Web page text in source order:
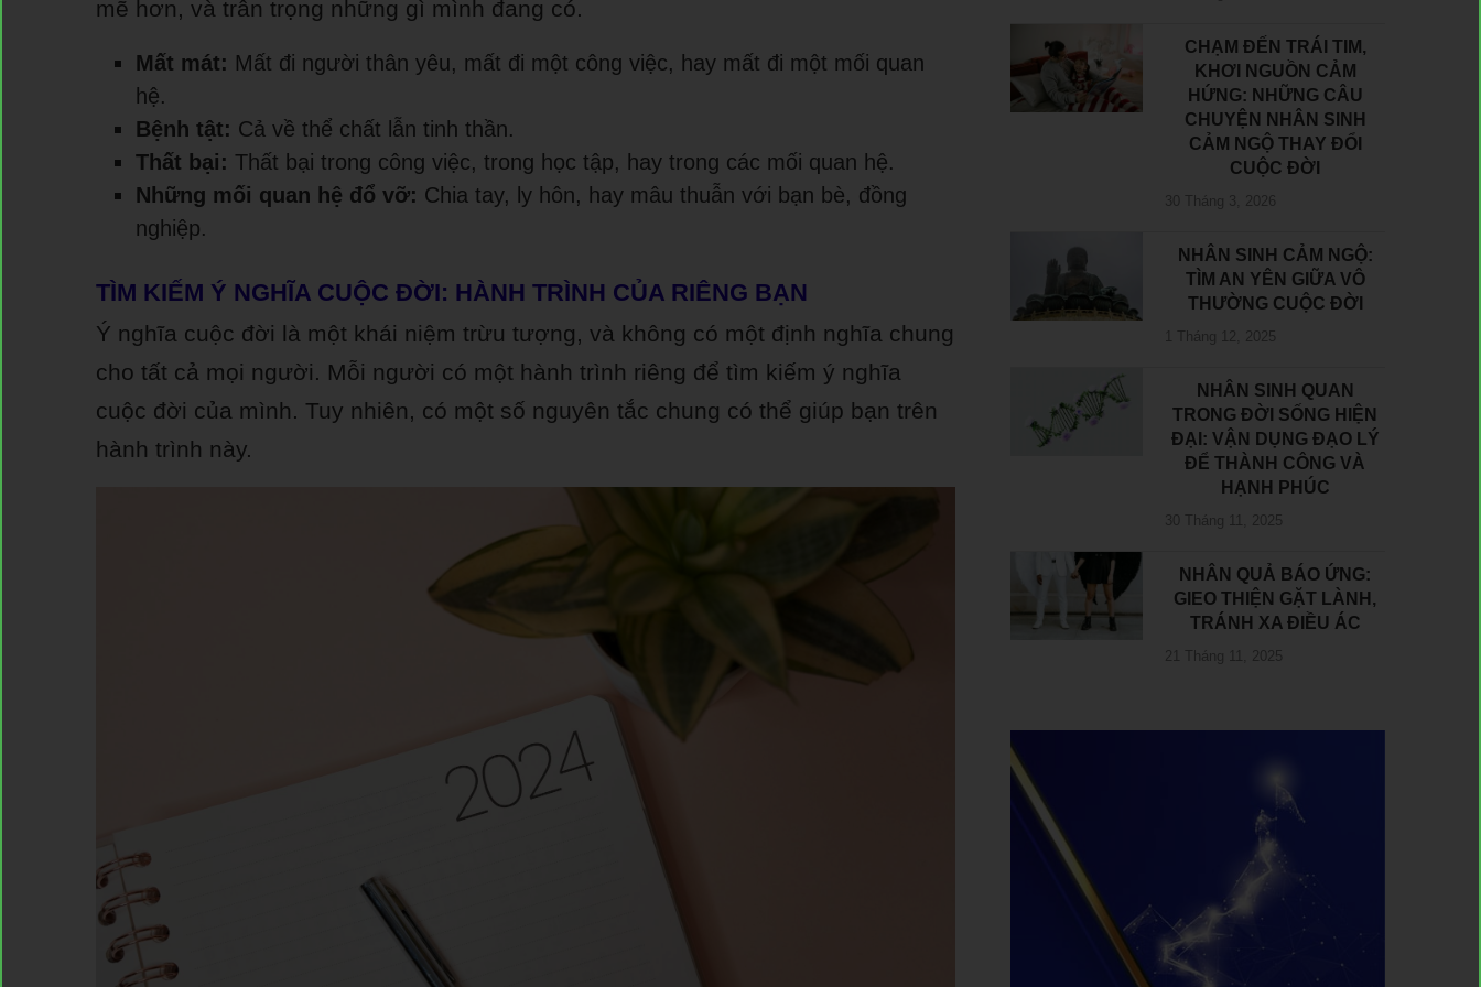
mẽ hơn, và trân trọng những gì mình đang có.
Mất mát: Mất đi người thân yêu, mất đi một công việc, hay mất đi một mối quan
hệ.
Bệnh tật: Cả về thể chất lẫn tinh thần.
Thất bại: Thất bại trong công việc, trong học tập, hay trong các mối quan hệ.
Những mối quan hệ đổ vỡ: Chia tay, ly hôn, hay mâu thuẫn với bạn bè, đồng
nghiệp.
TÌM KIẾM Ý NGHĨA CUỘC ĐỜI: HÀNH TRÌNH CỦA RIÊNG BẠN
Ý nghĩa cuộc đời là một khái niệm trừu tượng, và không có một định nghĩa chung
cho tất cả mọi người. Mỗi người có một hành trình riêng để tìm kiếm ý nghĩa
cuộc đời của mình. Tuy nhiên, có một số nguyên tắc chung có thể giúp bạn trên
hành trình này.
CHẠM ĐẾN TRÁI TIM,
KHƠI NGUỒN CẢM
HỨNG: NHỮNG CÂU
CHUYỆN NHÂN SINH
CẢM NGỘ THAY ĐỔI
CUỘC ĐỜI
30 Tháng 3, 2026
NHÂN SINH CẢM NGỘ:
TÌM AN YÊN GIỮA VÔ
THƯỜNG CUỘC ĐỜI
1 Tháng 12, 2025
NHÂN SINH QUAN
TRONG ĐỜI SỐNG HIỆN
ĐẠI: VẬN DỤNG ĐẠO LÝ
ĐỂ THÀNH CÔNG VÀ
HẠNH PHÚC
30 Tháng 11, 2025
NHÂN QUẢ BÁO ỨNG:
GIEO THIỆN GẶT LÀNH,
TRÁNH XA ĐIỀU ÁC
21 Tháng 11, 2025